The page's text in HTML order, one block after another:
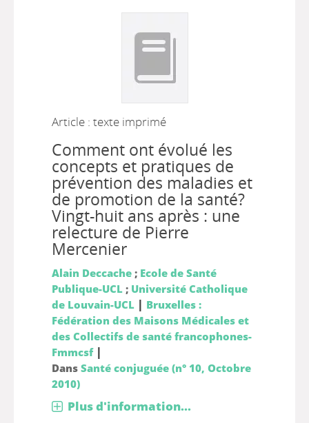
Article : texte imprimé
Comment ont évolué les
concepts et pratiques de
prévention des maladies et
de promotion de la santé?
Vingt-huit ans après : une
relecture de Pierre
Mercenier
Alain Deccache; Ecole de Santé
Publique-UCL; Université Catholique
de Louvain-UCL | Bruxelles :
Fédération des Maisons Médicales et
des Collectifs de santé francophones-
Fmmcsf|
Dans Santé conjuguée (n° 10, Octobre
2010)
Plus d'information...